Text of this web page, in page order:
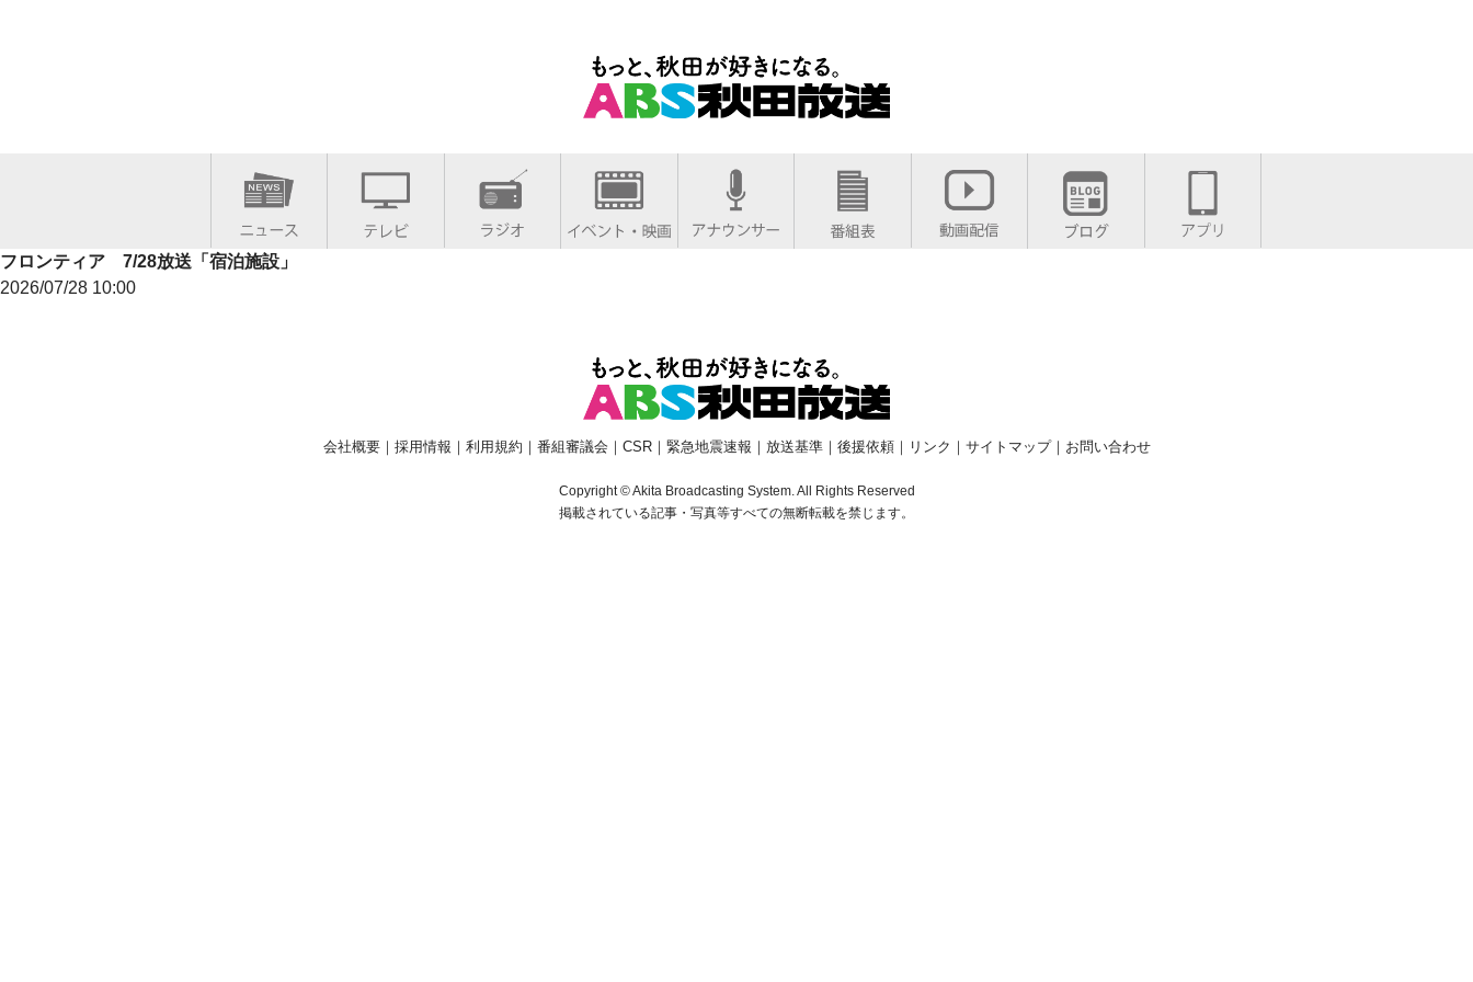
フロンティア 7/28放送「宿泊施設」
2026/07/28 10:00
会社概要｜ 採用情報 ｜ 利用規約 ｜ 番組審議会 ｜ CSR｜ 緊急地震速報 ｜ 放送基準｜ 後援依頼｜ リンク ｜ サイトマップ｜ お問い合わせ
Copyright © Akita Broadcasting System. All Rights Reserved
掲載されている記事・写真等すべての無断転載を禁じます。